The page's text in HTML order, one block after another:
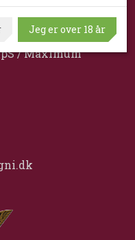
/ Maximum
Jeg er over 18 år